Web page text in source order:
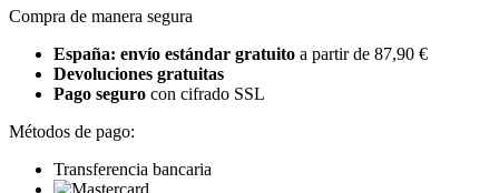
Compra de manera segura
España: envío estándar gratuito a partir de 87,90 €
Devoluciones gratuitas
Pago seguro con cifrado SSL
Métodos de pago:
Transferencia bancaria